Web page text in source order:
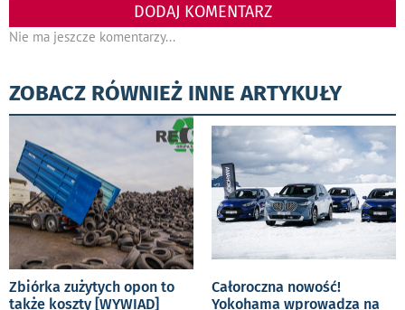
DODAJ KOMENTARZ
Nie ma jeszcze komentarzy...
ZOBACZ RÓWNIEŻ INNE ARTYKUŁY
Zbiórka zużytych opon to
także koszty [WYWIAD]
Całoroczna nowość!
Yokohama wprowadza na